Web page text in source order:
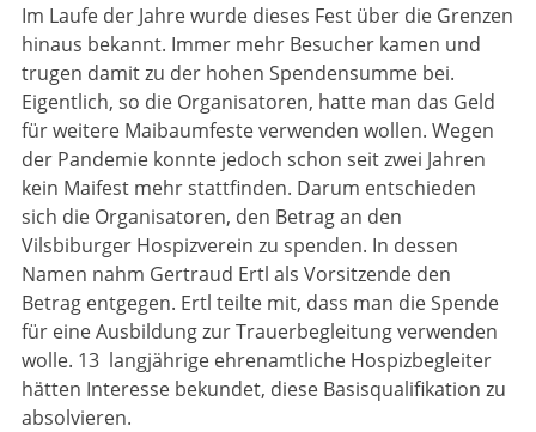
Im Laufe der Jahre wurde dieses Fest über die Grenzen
hinaus bekannt. Immer mehr Besucher kamen und
trugen damit zu der hohen Spendensumme bei.
Eigentlich, so die Organisatoren, hatte man das Geld
für weitere Maibaumfeste verwenden wollen. Wegen
der Pandemie konnte jedoch schon seit zwei Jahren
kein Maifest mehr stattfinden. Darum entschieden
sich die Organisatoren, den Betrag an den
Vilsbiburger Hospizverein zu spenden. In dessen
Namen nahm Gertraud Ertl als Vorsitzende den
Betrag entgegen. Ertl teilte mit, dass man die Spende
für eine Ausbildung zur Trauerbegleitung verwenden
wolle. 13 langjährige ehrenamtliche Hospizbegleiter
hätten Interesse bekundet, diese Basisqualifikation zu
absolvieren.